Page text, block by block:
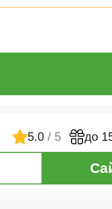
5.0 / 5 до